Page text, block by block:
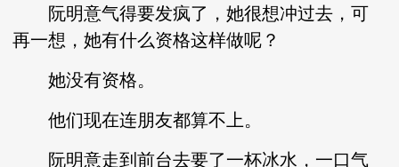
阮明意气得要发疯了，她很想冲过去，可
再一想，她有什么资格这样做呢？
她没有资格。
他们现在连朋友都算不上。
阮明意走到前台去要了一杯冰水，一口气